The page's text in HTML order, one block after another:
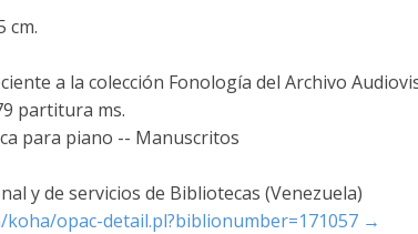
cm.
a la colección Fonología del Archivo
partitura ms.
para piano -- Manuscritos
y de servicios de Bibliotecas (Venezuela)
opac-detail.pl?biblionumber=171057 →